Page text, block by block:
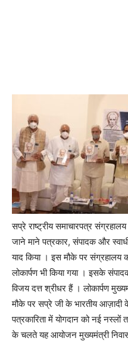
सप्रे राष्ट्रीय समाचारपत्र
जाने माने पत्रकार, संपादक और
याद किया । इस मौके पर
लोकार्पण भी किया गया । इसके
विजय दत्त श्रीधर हैं । लोकार्पण
मौके पर सप्रे जी के भारतीय आज़ादी
पत्रकारिता में योगदान को नई
के चलते यह आयोजन मुख्यमंत्री